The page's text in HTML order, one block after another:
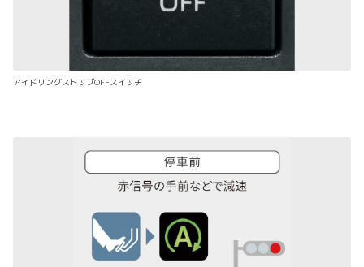
アイドリングストップOFFスイッチ